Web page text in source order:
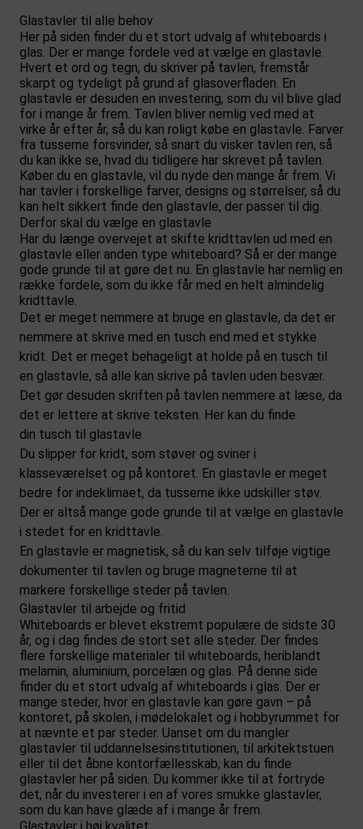
Glastavler til alle behov
Her på siden finder du et stort udvalg af whiteboards i
glas. Der er mange fordele ved at vælge en glastavle.
Hvert et ord og tegn, du skriver på tavlen, fremstår
skarpt og tydeligt på grund af glasoverfladen. En
glastavle er desuden en investering, som du vil blive glad
for i mange år frem. Tavlen bliver nemlig ved med at
virke år efter år, så du kan roligt købe en glastavle. Farver
fra tusserne forsvinder, så snart du visker tavlen ren, så
du kan ikke se, hvad du tidligere har skrevet på tavlen.
Køber du en glastavle, vil du nyde den mange år frem. Vi
har tavler i forskellige farver, designs og størrelser, så du
kan helt sikkert finde den glastavle, der passer til dig.
Derfor skal du vælge en glastavle
Har du længe overvejet at skifte kridttavlen ud med en
glastavle eller anden type whiteboard? Så er der mange
gode grunde til at gøre det nu. En glastavle har nemlig en
række fordele, som du ikke får med en helt almindelig
kridttavle.
Det er meget nemmere at bruge en glastavle, da det er
nemmere at skrive med en tusch end med et stykke
kridt. Det er meget behageligt at holde på en tusch til
en glastavle, så alle kan skrive på tavlen uden besvær.
Det gør desuden skriften på tavlen nemmere at læse, da
det er lettere at skrive teksten. Her kan du finde
din tusch til glastavle
Du slipper for kridt, som støver og sviner i
klasseværelset og på kontoret. En glastavle er meget
bedre for indeklimaet, da tusserne ikke udskiller støv.
Der er altså mange gode grunde til at vælge en glastavle
i stedet for en kridttavle.
En glastavle er magnetisk, så du kan selv tilføje vigtige
dokumenter til tavlen og bruge magneterne til at
markere forskellige steder på tavlen.
Glastavler til arbejde og fritid
Whiteboards er blevet ekstremt populære de sidste 30
år, og i dag findes de stort set alle steder. Der findes
flere forskellige materialer til whiteboards, heriblandt
melamin, aluminium, porcelæn og glas. På denne side
finder du et stort udvalg af whiteboards i glas. Der er
mange steder, hvor en glastavle kan gøre gavn – på
kontoret, på skolen, i mødelokalet og i hobbyrummet for
at nævnte et par steder. Uanset om du mangler
glastavler til uddannelsesinstitutionen, til arkitektstuen
eller til det åbne kontorfællesskab, kan du finde
glastavler her på siden. Du kommer ikke til at fortryde
det, når du investerer i en af vores smukke glastavler,
som du kan have glæde af i mange år frem.